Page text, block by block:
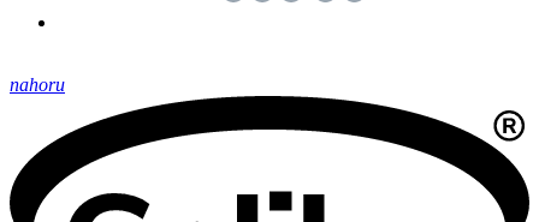
nahoru